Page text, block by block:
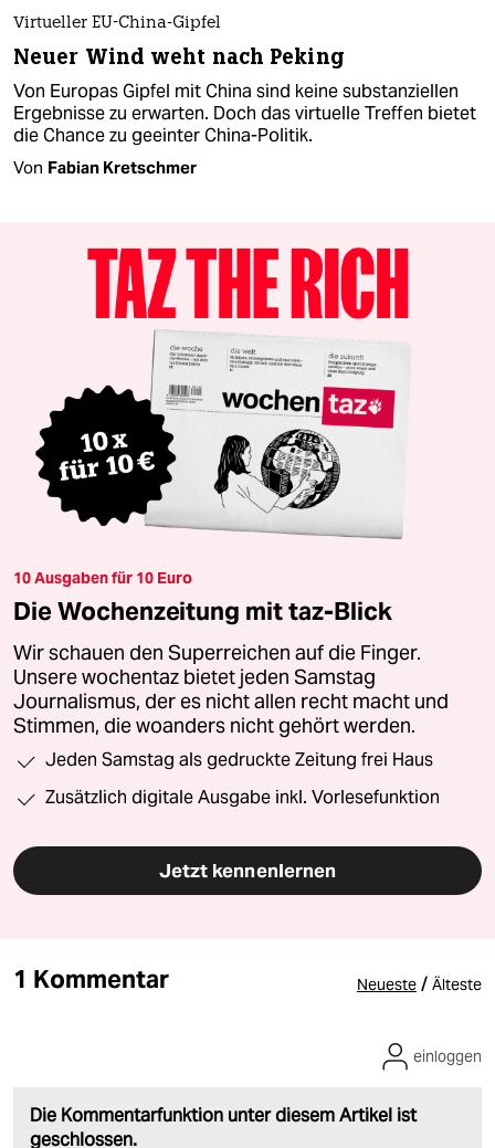
Virtueller EU-China-Gipfel
Neuer Wind weht nach Peking
Von Europas Gipfel mit China sind keine substanziellen
Ergebnisse zu erwarten. Doch das virtuelle Treffen bietet
die Chance zu geeinter China-Politik.
Von Fabian Kretschmer
10 Ausgaben für 10 Euro
Die Wochenzeitung mit taz-Blick
Wir schauen den Superreichen auf die Finger.
Unsere wochentaz bietet jeden Samstag
Journalismus, der es nicht allen recht macht und
Stimmen, die woanders nicht gehört werden.
Jeden Samstag als gedruckte Zeitung frei Haus
Zusätzlich digitale Ausgabe inkl. Vorlesefunktion
Jetzt kennenlernen
1 Kommentar Neueste / Älteste
Die Kommentarfunktion unter diesem Artikel ist
geschlossen.
einloggen